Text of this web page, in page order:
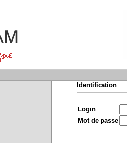
Identification
Login
Mot de passe